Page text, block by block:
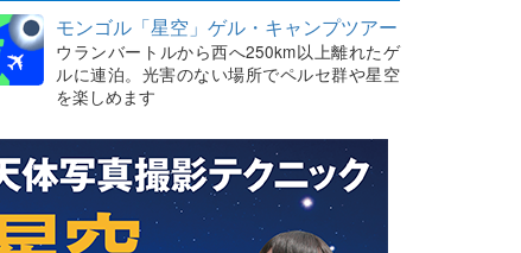
モンゴル「星空」ゲル・キャンプツアー
ウランバートルから西へ250km以上離れたゲ
ルに連泊。光害のない場所でペルセ群や星空
を楽しめます